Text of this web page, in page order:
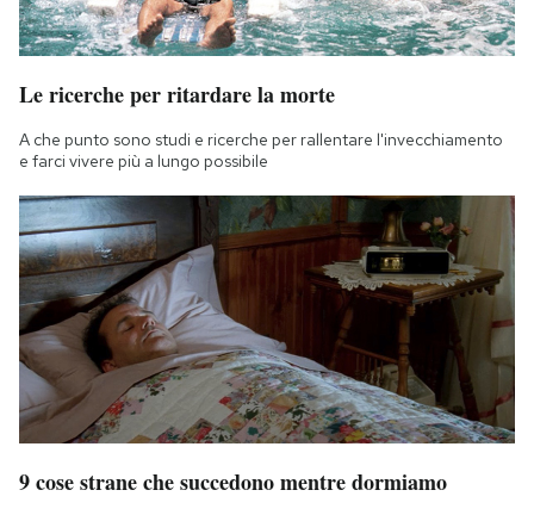
Le ricerche per ritardare la morte
A che punto sono studi e ricerche per rallentare l'invecchiamento
e farci vivere più a lungo possibile
9 cose strane che succedono mentre dormiamo